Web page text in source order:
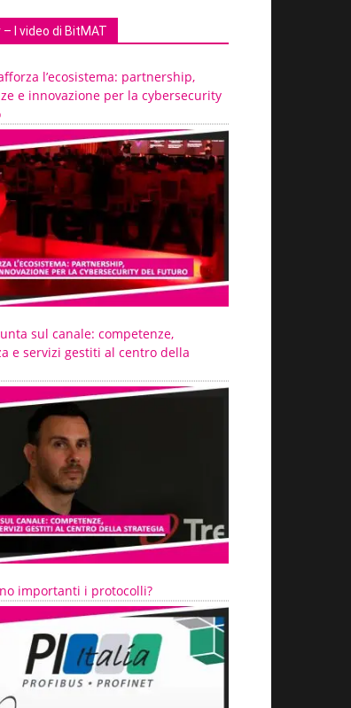
– I video di BitMAT
l’ecosistema: partnership,
e innovazione per la cybersecurity
sul canale: competenze,
e servizi gestiti al centro della
importanti i protocolli?